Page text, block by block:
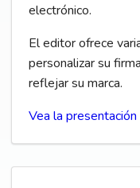
electrónico.
El editor ofrece
personalizar su
reflejar su marca.
Vea la